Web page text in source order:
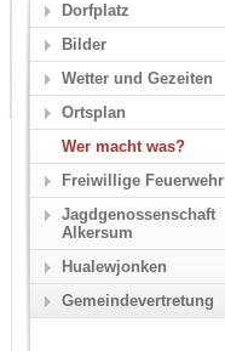
Dorfplatz
Bilder
Wetter und Gezeiten
Ortsplan
Wer macht was?
Freiwillige Feuerwehr
Jagdgenossenschaft
Alkersum
Hualewjonken
Gemeindevertretung